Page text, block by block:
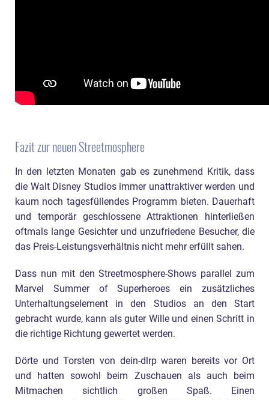
Fazit zur neuen Streetmosphere
In den letzten Monaten gab es zunehmend Kritik, dass
die Walt Disney Studios immer unattraktiver werden und
kaum noch tagesfüllendes Programm bieten. Dauerhaft
und temporär geschlossene Attraktionen hinterließen
oftmals lange Gesichter und unzufriedene Besucher, die
das Preis-Leistungsverhältnis nicht mehr erfüllt sahen.
Dass nun mit den Streetmosphere-Shows parallel zum
Marvel Summer of Superheroes ein zusätzliches
Unterhaltungselement in den Studios an den Start
gebracht wurde, kann als guter Wille und einen Schritt in
die richtige Richtung gewertet werden.
Dörte und Torsten von dein-dlrp waren bereits vor Ort
und hatten sowohl beim Zuschauen als auch beim
Mitmachen sichtlich großen Spaß. Einen